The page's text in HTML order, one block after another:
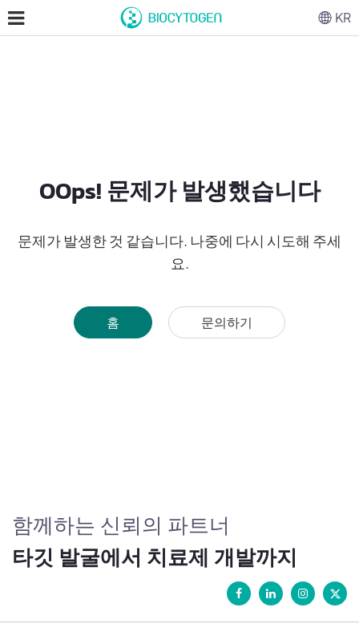
OOps! 문제가 발생했습니다
문제가 발생한 것 같습니다. 나중에 다시 시도해 주세
요.
홈 문의하기
KR
함께하는 신뢰의 파트너
타깃 발굴에서 치료제 개발까지